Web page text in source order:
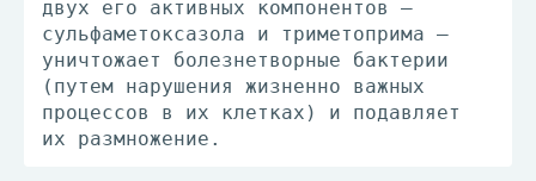
двух его активных компонентов –
сульфаметоксазола и триметоприма –
уничтожает болезнетворные бактерии
(путем нарушения жизненно важных
процессов в их клетках) и подавляет
их размножение.